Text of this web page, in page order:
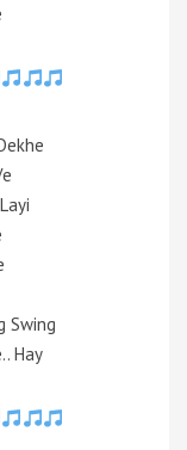
Swing
Hay